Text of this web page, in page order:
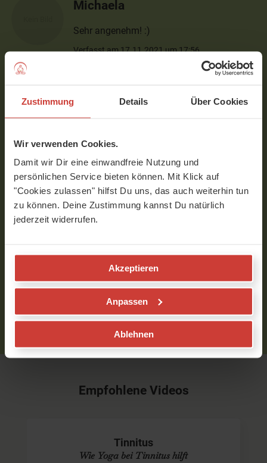
Zustimmung Details Über Cookies
Wir verwenden Cookies.
Damit wir Dir eine einwandfreie Nutzung und
persönlichen Service bieten können. Mit Klick auf
"Cookies zulassen" hilfst Du uns, das auch weiterhin tun
zu können. Deine Zustimmung kannst Du natürlich
jederzeit widerrufen.
Akzeptieren
Anpassen
Ablehnen
Michaela
Sehr angenehm! :)
Verfasst am 17.11.2021 um 17:56
Vielen herzlichen Dank. Diese so
Sequenz bei Tinnitus tut einfach gut. Frau
Dr. Rakus, es ist für mich eine Freude
so oft wie möglich diese Übungen in
meinen Tag einzubauen, denn sie helfen
mir. Rita
Verfasst am 24.05.2020 um 20:01
Um Kommentare schreiben zu können, musst Du
BitteloggeDich zuerst ein bzw.registriereDich.
Empfohlene Videos
Tinnitus
Wie Yoga bei Tinnitus hilft